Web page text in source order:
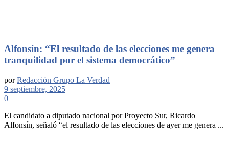
Alfonsín: “El resultado de las elecciones me genera
tranquilidad por el sistema democrático”
por Redacción Grupo La Verdad
9 septiembre, 2025
0
El candidato a diputado nacional por Proyecto Sur, Ricardo
Alfonsín, señaló “el resultado de las elecciones de ayer me genera ...